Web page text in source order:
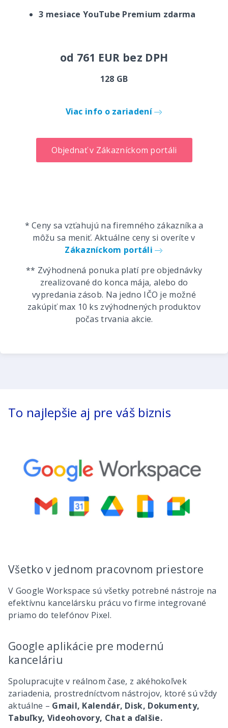
3 mesiace YouTube Premium zdarma
od 761 EUR bez DPH
128 GB
Viac info o zariadení
Objednať v Zákazníckom portáli
* Ceny sa vzťahujú na firemného zákazníka a
môžu sa meniť. Aktuálne ceny si overíte v
Zákazníckom portáli
** Zvýhodnená ponuka platí pre objednávky
zrealizované do konca mája, alebo do
vypredania zásob. Na jedno IČO je možné
zakúpiť max 10 ks zvýhodnených produktov
počas trvania akcie.
To najlepšie aj pre váš biznis
Všetko v jednom pracovnom priestore
V Google Workspace sú všetky potrebné nástroje na
efektívnu kancelársku prácu vo firme integrované
priamo do telefónov Pixel.
Google aplikácie pre modernú
kanceláriu
Spolupracujte v reálnom čase, z akéhokoľvek
zariadenia, prostredníctvom nástrojov, ktoré sú vždy
aktuálne – Gmail, Kalendár, Disk, Dokumenty,
Tabuľky, Videohovory, Chat a ďalšie.